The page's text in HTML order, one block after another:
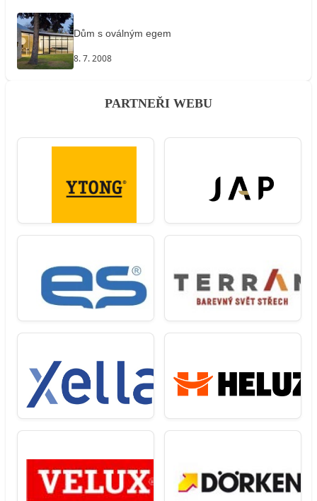
Dům s oválným egem
8. 7. 2008
PARTNEŘI WEBU